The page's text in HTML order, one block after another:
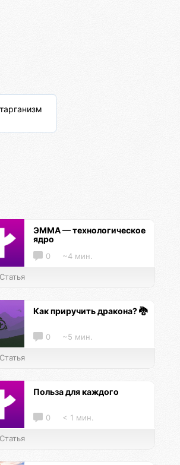
ЭММА — технологическое
ядро
0 ~4 мин.
Статья
Как приручить дракона? 🐉
0 ~5 мин.
Статья
Польза для каждого
0 < 1 мин.
Статья